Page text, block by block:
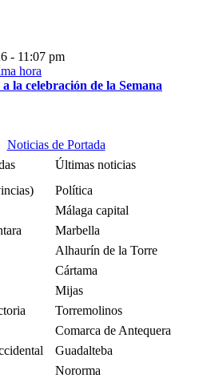
- 11:07 pm
la celebración de la Semana
Noticias de Portada
Últimas noticias
Política
Málaga capital
Marbella
Alhaurín de la Torre
Cártama
Mijas
Torremolinos
Comarca de Antequera
Guadalteba
Nororma